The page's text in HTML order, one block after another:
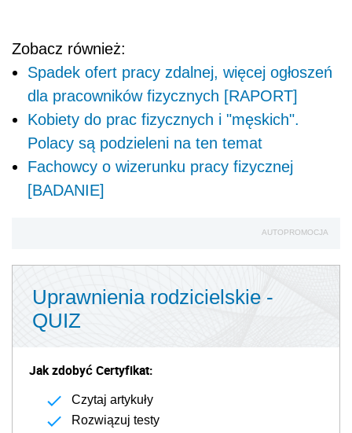
Zobacz również:
Spadek ofert pracy zdalnej, więcej ogłoszeń
dla pracowników fizycznych [RAPORT]
Kobiety do prac fizycznych i "męskich".
Polacy są podzieleni na ten temat
Fachowcy o wizerunku pracy fizycznej
[BADANIE]
AUTOPROMOCJA
Uprawnienia rodzicielskie -
QUIZ
Jak zdobyć Certyfikat:
Czytaj artykuły
Rozwiązuj testy